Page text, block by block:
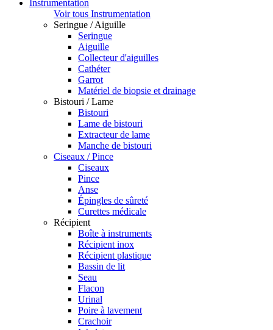
Instrumentation
Voir tous Instrumentation
Seringue / Aiguille
Seringue
Aiguille
Collecteur d'aiguilles
Cathéter
Garrot
Matériel de biopsie et drainage
Bistouri / Lame
Bistouri
Lame de bistouri
Extracteur de lame
Manche de bistouri
Ciseaux / Pince
Ciseaux
Pince
Anse
Épingles de sûreté
Curettes médicale
Récipient
Boîte à instruments
Récipient inox
Récipient plastique
Bassin de lit
Seau
Flacon
Urinal
Poire à lavement
Crachoir